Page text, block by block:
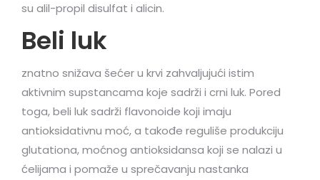
su alil-propil disulfat i alicin.
Beli luk
znatno snižava šećer u krvi zahvaljujući istim
aktivnim supstancama koje sadrži i crni luk. Pored
toga, beli luk sadrži flavonoide koji imaju
antioksidativnu moć, a takođe reguliše produkciju
glutationa, moćnog antioksidansa koji se nalazi u
ćelijama i pomaže u sprečavanju nastanka